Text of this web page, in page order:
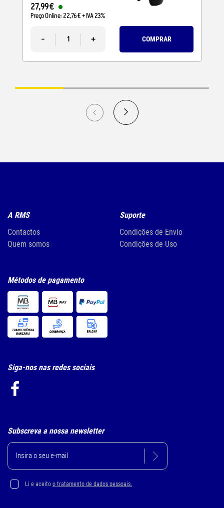
27,99€
Preço Online: 22,76€+ IVA 23%
- + COMPRAR
A RMS
Contactos
Quem somos
Suporte
Condições de Envio
Condições de Uso
Métodos de pagamento
Siga-nos nas redes sociais
Subscreva a nossa newsletter
Li e aceito o tratamento de dados pessoais.